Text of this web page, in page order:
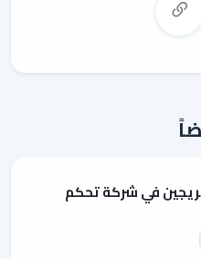
في شركة تحكم